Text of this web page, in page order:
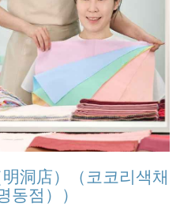
洞店）（코코리색채
동점））